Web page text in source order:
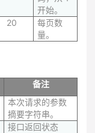
开始。
20
每页数
量。
备注
本次请求的参数
摘要字符串。
接口返回状态